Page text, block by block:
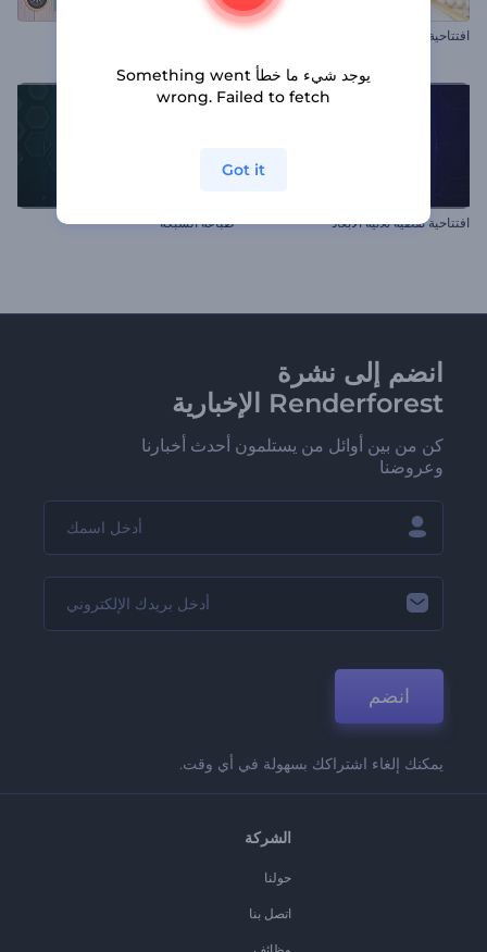
افتتاحية خواتم الزفاف الأنيقة
افتتاحية نقطية ثلاثية الأبعاد طباعة الشبكة
انضم إلى نشرة
Renderforest الإخبارية
كن من بين أوائل من يستلمون أحدث أخبارنا
وعروضنا
انضم
يمكنك إلغاء اشتراكك بسهولة في أي وقت.
الشركة
حولنا
اتصل بنا
يوجد شيء ما خطأ Something went
wrong. Failed to fetch
Got it